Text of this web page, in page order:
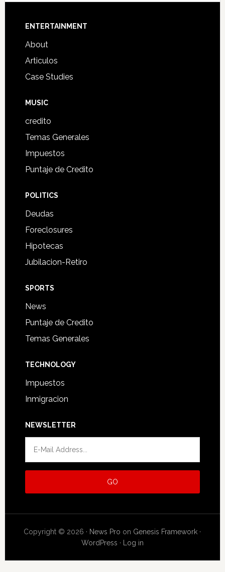
Footer
ENTERTAINMENT
About
Articulos
Case Studies
MUSIC
credito
Temas Generales
Impuestos
Puntaje de Credito
POLITICS
Deudas
Foreclosures
Hipotecas
Jubilacion-Retiro
SPORTS
News
Puntaje de Credito
Temas Generales
TECHNOLOGY
Impuestos
Inmigracion
NEWSLETTER
Copyright © 2026 · News Pro on Genesis Framework ·
WordPress · Log in